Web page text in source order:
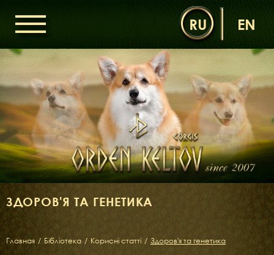
ЗДОРОВ'Я ТА ГЕНЕТИКА
Главная / Бібліотека / Корисні статті / Здоров'я та генетика
RU EN
ОРДЕН КЕЛЬТІВ
НОВИНИ
ДИТЯЧА КІМНАТА
КОНТАКТИ
НАШІ КОРГІ
ДАМИ ОРДЕНУ
КАВАЛЕРИ ОРДЕНУ
ДИТЯЧА КІМНАТА
БІБЛІОТЕКА